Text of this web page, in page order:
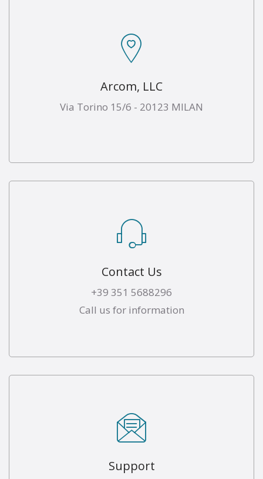
Arcom, LLC
Via Torino 15/6 - 20123 MILAN
Contact Us
+39 351 5688296
Call us for information
Support